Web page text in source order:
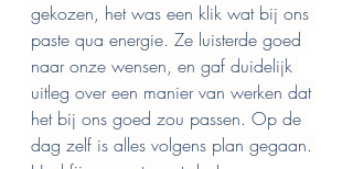
gekozen, het was een klik wat bij ons
paste qua energie. Ze luisterde goed
naar onze wensen, en gaf duidelijk
uitleg over een manier van werken dat
het bij ons goed zou passen. Op de
dag zelf is alles volgens plan gegaan.